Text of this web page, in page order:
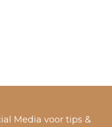
Media voor tips &